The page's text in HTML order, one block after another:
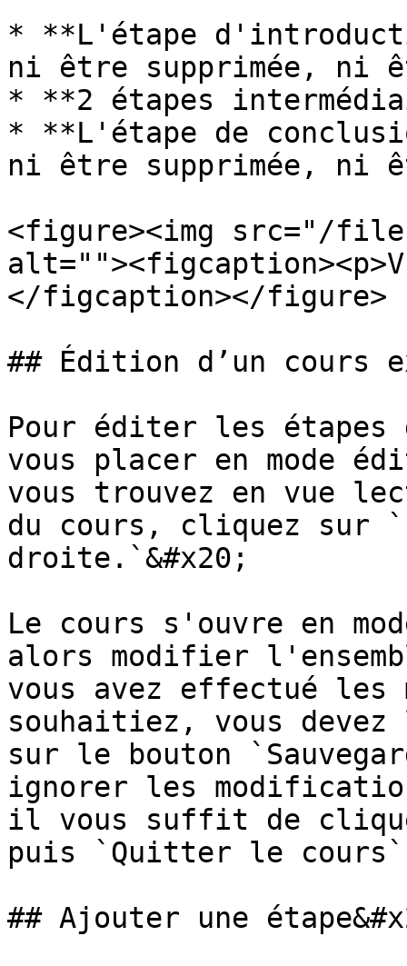
* **L'étape
ni être supprimée, ni
* **2 étapes
* **L'étape de
ni être supprimée, ni
<figure><img src="/files/
</figcaption></figure>
## Édition d’un cours
Pour éditer les
vous placer en mode
vous trouvez en vue
du cours, cliquez sur
droite.`&#x20;
Le cours s'ouvre en
alors modifier
vous avez effectué les
souhaitiez, vous
sur le bouton
ignorer les
il vous suffit de
puis `Quitter le
## Ajouter une